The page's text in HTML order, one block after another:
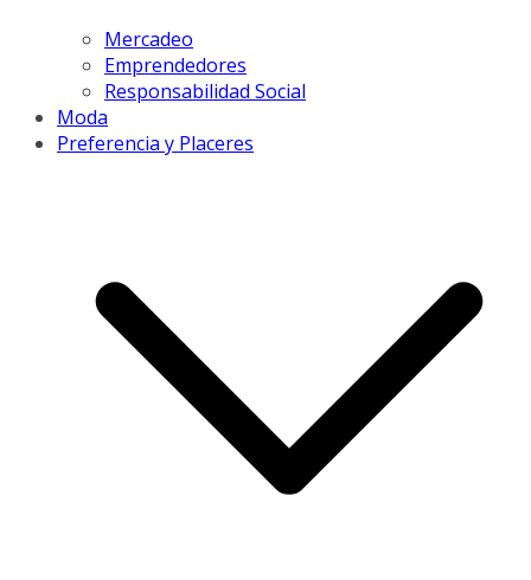
Mercadeo
Emprendedores
Responsabilidad Social
Moda
Preferencia y Placeres